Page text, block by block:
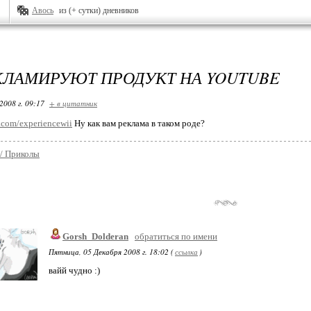
Авось из (+ сутки) дневников
ПРОДУКТ НА YOUTUBE
г. 09:17 + в цитатник
experiencewii Ну как вам реклама в таком роде?
Приколы
Gorsh_Dolderan обратиться по имени
Пятница, 05 Декабря 2008 г. 18:02 (ссылка )
вайй чудно :)